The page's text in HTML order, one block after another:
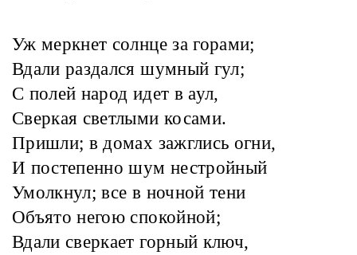
Уж меркнет солнце за горами;
Вдали раздался шумный гул;
С полей народ идет в аул,
Сверкая светлыми косами.
Пришли; в домах зажглись огни,
И постепенно шум нестройный
Умолкнул; все в ночной тени
Объято негою спокойной;
Вдали сверкает горный ключ,